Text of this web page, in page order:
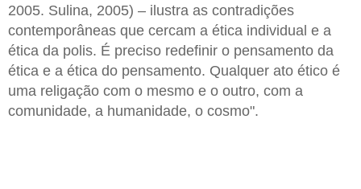
2005. Sulina, 2005) – ilustra as contradições
contemporâneas que cercam a ética individual e a
ética da polis. É preciso redefinir o pensamento da
ética e a ética do pensamento. Qualquer ato ético é
uma religação com o mesmo e o outro, com a
comunidade, a humanidade, o cosmo".